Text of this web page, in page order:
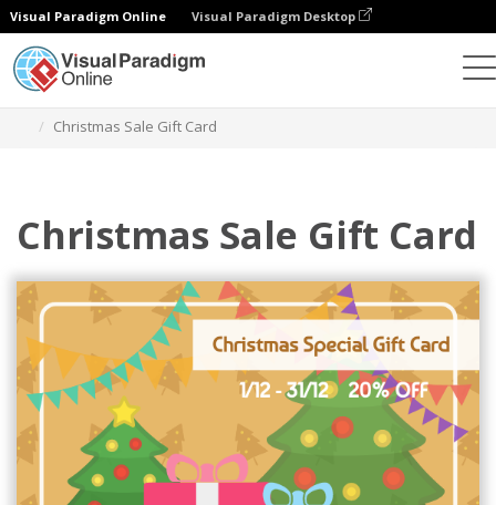
Visual Paradigm Online Visual Paradigm Desktop
Christmas Sale Gift Card
Christmas Sale Gift Card